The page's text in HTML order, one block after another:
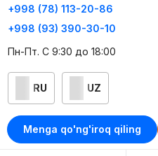
Menga qo'ng'iroq qiling
+998 (78) 113-20-86
+998 (93) 390-30-10
Пн-Пт. С 9:30 до 18:00
RU UZ
Kontaktlar